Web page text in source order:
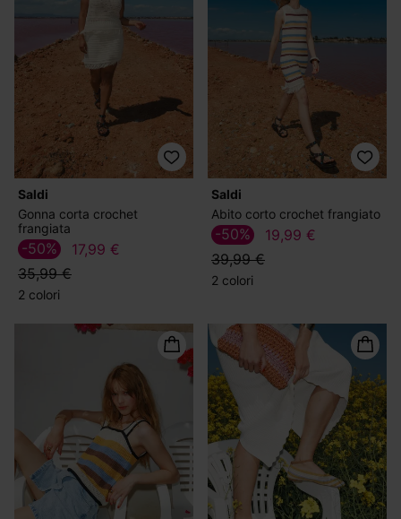
Saldi
Gonna corta crochet
frangiata
17,99 €
35,99 €
-50%
2 colori
Saldi
Abito corto crochet frangiato
19,99 €
39,99 €
-50%
2 colori